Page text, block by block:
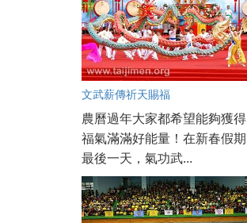
文武薪傳祈天賜福
農曆過年大家都希望能夠獲得
福氣滿滿好能量！在新春假期
最後一天，氣功武...